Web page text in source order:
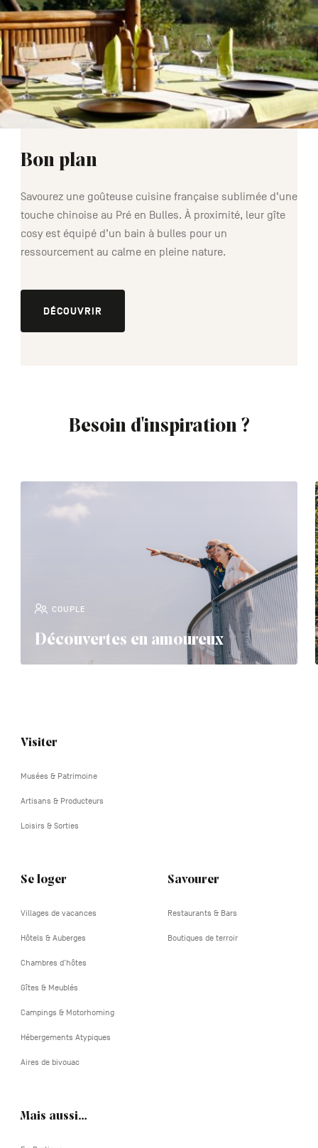
Bon plan
Savourez une goûteuse cuisine française sublimée d’une
touche chinoise au Pré en Bulles. À proximité, leur gîte
cosy est équipé d’un bain à bulles pour un
ressourcement au calme en pleine nature.
DÉCOUVRIR
Besoin d'inspiration ?
Découvertes en amoureux
COUPLE
Navigation
Visiter
Musées & Patrimoine
Artisans & Producteurs
Loisirs & Sorties
Se loger
Villages de vacances
Hôtels & Auberges
Chambres d'hôtes
Gîtes & Meublés
Campings & Motorhoming
Hébergements Atypiques
Aires de bivouac
Savourer
Restaurants & Bars
Boutiques de terroir
Mais aussi…